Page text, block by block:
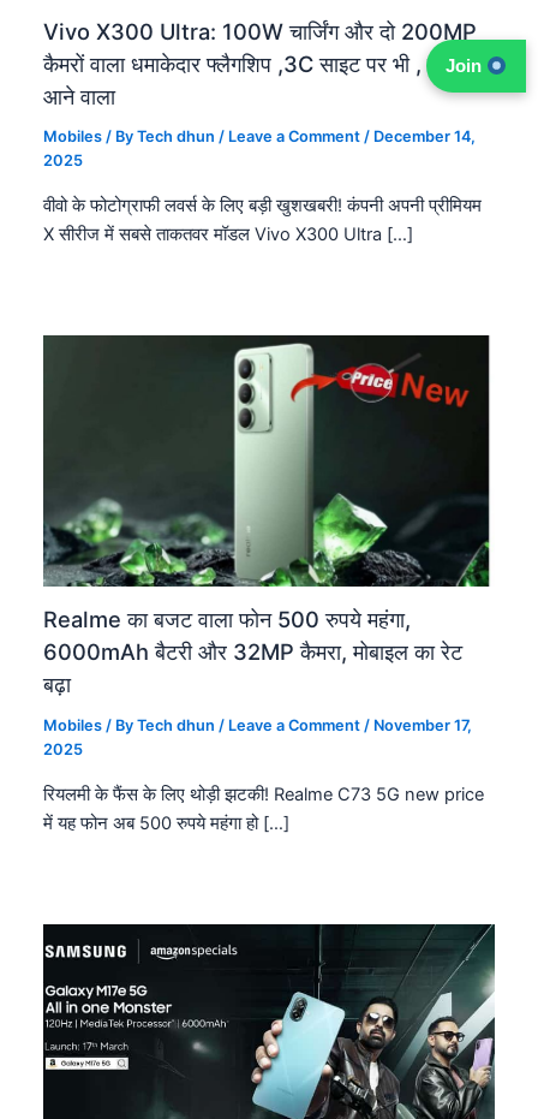
Vivo X300 Ultra: 100W चार्जिंग और दो 200MP
कैमरों वाला धमाकेदार फ्लैगशिप ,3C साइट पर भी , जल्द ही
आने वाला
Mobiles / ByTech dhun/ Leave a Comment / December 14,
2025
वीवो के फोटोग्राफी लवर्स के लिए बड़ी खुशखबरी! कंपनी अपनी प्रीमियम
X सीरीज में सबसे ताकतवर मॉडल Vivo X300 Ultra […]
Realme का बजट वाला फोन 500 रुपये महंगा,
6000mAh बैटरी और 32MP कैमरा, मोबाइल का रेट
बढ़ा
Mobiles / ByTech dhun/ Leave a Comment / November 17,
2025
रियलमी के फैंस के लिए थोड़ी झटकी! Realme C73 5G new price
में यह फोन अब 500 रुपये महंगा हो […]
Join